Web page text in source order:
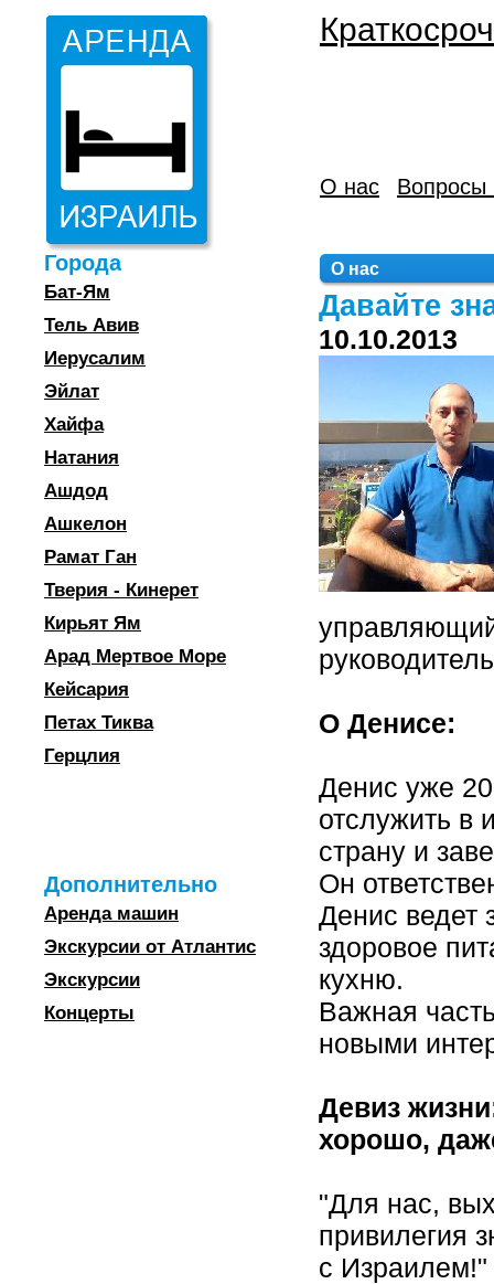
О нас Вопросы
Города
Бат-Ям
Тель Авив
Иерусалим
Эйлат
Хайфа
Натания
Ашдод
Ашкелон
Рамат Ган
Тверия - Кинерет
Кирьят Ям
Арад Мертвое Море
Кейсария
Петах Тиква
Герцлия
Дополнительно
Аренда машин
Экскурсии от Атлантис
Экскурсии
Концерты
О нас
Давайте
10.10.2013
О Денисе:
Денис уже
отслужить в
страну и
Он
Денис ведет
здоровое
кухню.
Важная
новыми
Девиз
хорошо,
"Для нас,
привилегия
с